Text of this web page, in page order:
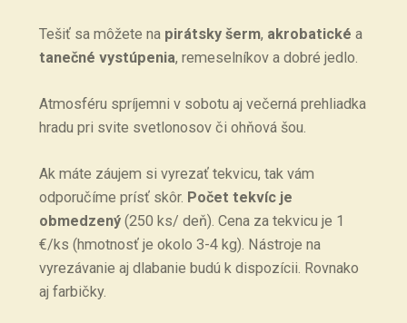
Tešiť sa môžete na pirátsky šerm, akrobatické a
tanečné vystúpenia, remeselníkov a dobré jedlo.
Atmosféru spríjemni v sobotu aj večerná prehliadka
hradu pri svite svetlonosov či ohňová šou.
Ak máte záujem si vyrezať tekvicu, tak vám
odporučíme prísť skôr. Počet tekvíc je
obmedzený(250 ks/ deň). Cena za tekvicu je 1
€/ks (hmotnosť je okolo 3-4 kg). Nástroje na
vyrezávanie aj dlabanie budú k dispozícii. Rovnako
aj farbičky.